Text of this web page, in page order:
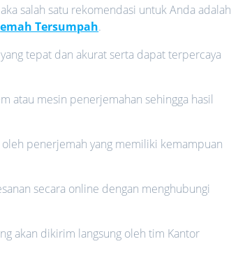
salah satu rekomendasi untuk Anda adalah
Tersumpah.
tepat dan akurat serta dapat terpercaya
atau mesin penerjemahan sehingga hasil
penerjemah yang memiliki kemampuan
secara online dengan menghubungi
akan dikirim langsung oleh tim Kantor